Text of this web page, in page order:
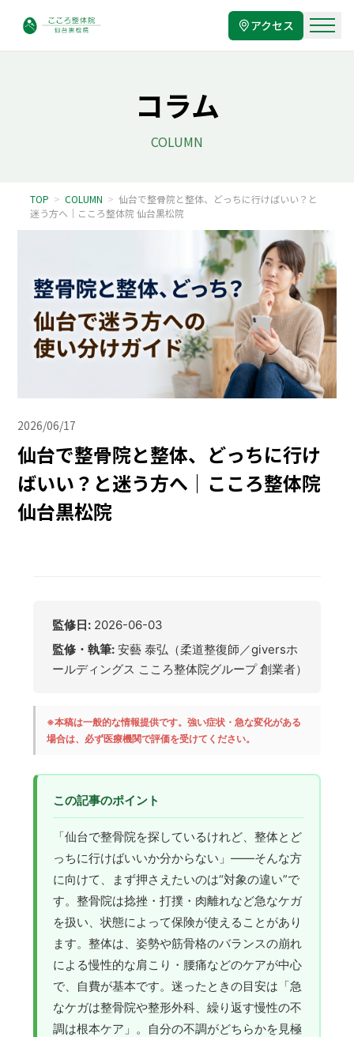
アクセス
コラム
COLUMN
TOP > COLUMN > 仙台で整骨院と整体、どっちに行けばいい？と
迷う方へ｜こころ整体院 仙台黒松院
2026/06/17
仙台で整骨院と整体、どっちに行け
ばいい？と迷う方へ｜こころ整体院
仙台黒松院
監修日: 2026-06-03
監修・執筆: 安藝 泰弘（柔道整復師／giversホ
ールディングス こころ整体院グループ 創業者）
※本稿は一般的な情報提供です。強い症状・急な変化がある
場合は、必ず医療機関で評価を受けてください。
この記事のポイント
「仙台で整骨院を探しているけれど、整体とど
っちに行けばいいか分からない」——そんな方
に向けて、まず押さえたいのは“対象の違い”で
す。整骨院は捻挫・打撲・肉離れなど急なケガ
を扱い、状態によって保険が使えることがあり
ます。整体は、姿勢や筋骨格のバランスの崩れ
による慢性的な肩こり・腰痛などのケアが中心
で、自費が基本です。迷ったときの目安は「急
なケガは整骨院や整形外科、繰り返す慢性の不
調は根本ケア」。自分の不調がどちらかを見極